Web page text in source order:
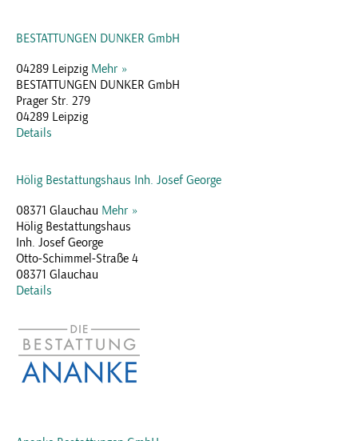
BESTATTUNGEN DUNKER GmbH
04289 Leipzig Mehr »
BESTATTUNGEN DUNKER GmbH
Prager Str. 279
04289 Leipzig
Details
Hölig Bestattungshaus Inh. Josef George
08371 Glauchau Mehr »
Hölig Bestattungshaus
Inh. Josef George
Otto-Schimmel-Straße 4
08371 Glauchau
Details